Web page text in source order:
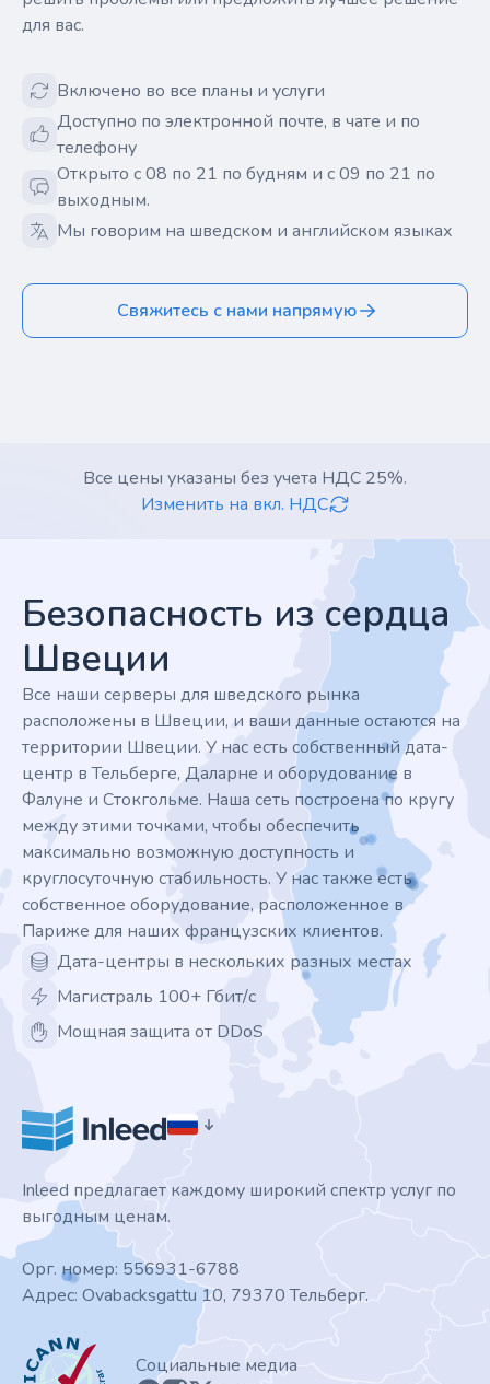
для вас.
Включено во все планы и услуги
Доступно по электронной почте, в чате и по
телефону
Открыто с 08 по 21 по будням и с 09 по 21 по
выходным.
Мы говорим на шведском и английском языках
Свяжитесь с нами напрямую
Все цены указаны без учета НДС 25%.
Изменить на вкл. НДС
Безопасность из сердца
Швеции
Все наши серверы для шведского рынка
расположены в Швеции, и ваши данные остаются на
территории Швеции. У нас есть собственный дата-
центр в Тельберге, Даларне и оборудование в
Фалуне и Стокгольме. Наша сеть построена по кругу
между этими точками, чтобы обеспечить
максимально возможную доступность и
круглосуточную стабильность. У нас также есть
собственное оборудование, расположенное в
Париже для наших французских клиентов.
Дата-центры в нескольких разных местах
Магистраль 100+ Гбит/с
Мощная защита от DDoS
Inleed предлагает каждому широкий спектр услуг по
выгодным ценам.
Орг. номер: 556931-6788
Адрес: Ovabacksgattu 10, 79370 Тельберг.
ICANN
Социальные медиа